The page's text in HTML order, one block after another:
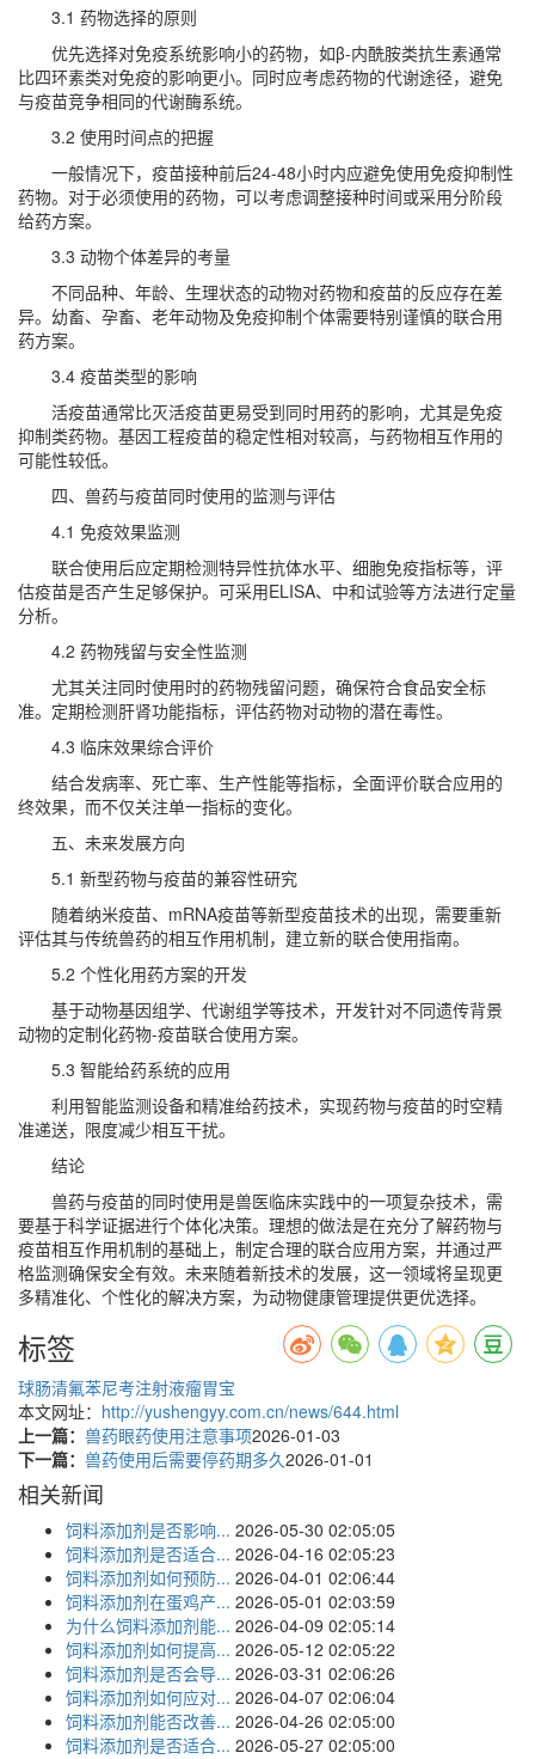
3.1 药物选择的原则
优先选择对免疫系统影响小的药物，如β-内酰胺类抗生素通常
比四环素类对免疫的影响更小。同时应考虑药物的代谢途径，避免
与疫苗竞争相同的代谢酶系统。
3.2 使用时间点的把握
一般情况下，疫苗接种前后24-48小时内应避免使用免疫抑制性
药物。对于必须使用的药物，可以考虑调整接种时间或采用分阶段
给药方案。
3.3 动物个体差异的考量
不同品种、年龄、生理状态的动物对药物和疫苗的反应存在差
异。幼畜、孕畜、老年动物及免疫抑制个体需要特别谨慎的联合用
药方案。
3.4 疫苗类型的影响
活疫苗通常比灭活疫苗更易受到同时用药的影响，尤其是免疫
抑制类药物。基因工程疫苗的稳定性相对较高，与药物相互作用的
可能性较低。
四、兽药与疫苗同时使用的监测与评估
4.1 免疫效果监测
联合使用后应定期检测特异性抗体水平、细胞免疫指标等，评
估疫苗是否产生足够保护。可采用ELISA、中和试验等方法进行定量
分析。
4.2 药物残留与安全性监测
尤其关注同时使用时的药物残留问题，确保符合食品安全标
准。定期检测肝肾功能指标，评估药物对动物的潜在毒性。
4.3 临床效果综合评价
结合发病率、死亡率、生产性能等指标，全面评价联合应用的
终效果，而不仅关注单一指标的变化。
五、未来发展方向
5.1 新型药物与疫苗的兼容性研究
随着纳米疫苗、mRNA疫苗等新型疫苗技术的出现，需要重新
评估其与传统兽药的相互作用机制，建立新的联合使用指南。
5.2 个性化用药方案的开发
基于动物基因组学、代谢组学等技术，开发针对不同遗传背景
动物的定制化药物-疫苗联合使用方案。
5.3 智能给药系统的应用
利用智能监测设备和精准给药技术，实现药物与疫苗的时空精
准递送，限度减少相互干扰。
结论
兽药与疫苗的同时使用是兽医临床实践中的一项复杂技术，需
要基于科学证据进行个体化决策。理想的做法是在充分了解药物与
疫苗相互作用机制的基础上，制定合理的联合应用方案，并通过严
格监测确保安全有效。未来随着新技术的发展，这一领域将呈现更
多精准化、个性化的解决方案，为动物健康管理提供更优选择。
标签
球肠清氟苯尼考注射液瘤胃宝
本文网址： http://yushengyy.com.cn/news/644.html
上一篇： 兽药眼药使用注意事项2026-01-03
下一篇： 兽药使用后需要停药期多久2026-01-01
相关新闻
饲料添加剂是否影响... 2026-05-30 02:05:05
饲料添加剂是否适合... 2026-04-16 02:05:23
饲料添加剂如何预防... 2026-04-01 02:06:44
饲料添加剂在蛋鸡产... 2026-05-01 02:03:59
为什么饲料添加剂能... 2026-04-09 02:05:14
饲料添加剂如何提高... 2026-05-12 02:05:22
饲料添加剂是否会导... 2026-03-31 02:06:26
饲料添加剂如何应对... 2026-04-07 02:06:04
饲料添加剂能否改善... 2026-04-26 02:05:00
饲料添加剂是否适合... 2026-05-27 02:05:00